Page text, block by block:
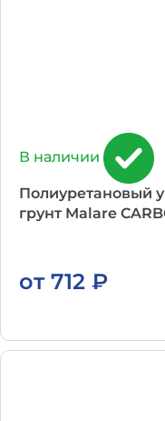
В наличии
Полиуретановый
грунт Malare
от 712 ₽